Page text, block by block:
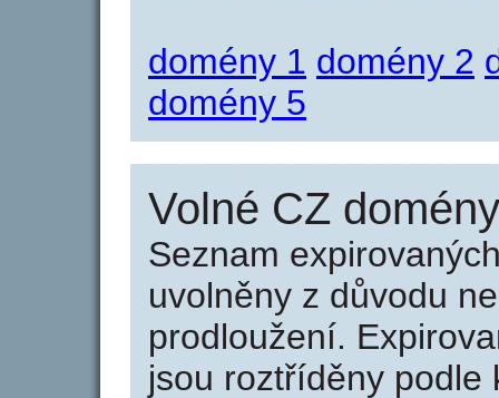
domény 1 domény 2
domény 5
Volné CZ
Seznam
uvolněny z důvodu
prodloužení.
jsou roztříděny podle